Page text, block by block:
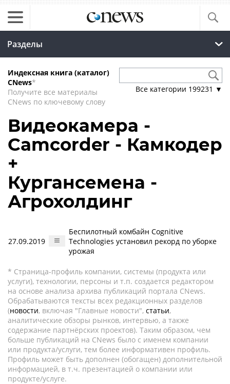
Разделы
Индексная книга (каталог)
CNews*
Получите все материалы
CNews по ключевому слову
Все категории 199231 ▼
Видеокамера -
Camcorder - Камкодер
+
Кургансемена -
Агрохолдинг
27.09.2019
Беспилотный комбайн Cognitive
Technologies установил рекорд по уборке
урожая
* Страница-профиль компании, системы (продукта или
услуги), технологии, персоны и т.п. создается редактором
на основе анализа архива публикаций портала CNews.
Обрабатываются тексты всех редакционных разделов
(новости, включая "Главные новости", статьи,
аналитические обзоры рынков, интервью, а также
содержание партнёрских проектов). Таким образом, чем
больше публикаций на CNews было с именем компании
или продукта/услуги, тем более информативен профиль.
Профиль может быть дополнен (обогащен) дополнительной
информацией, в т.ч. презентацией о компании или
продукте/услуге.